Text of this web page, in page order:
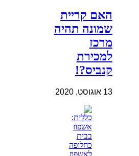
האם קריית
שמונה תהיה
מרכז
למכירת
קנביס?!
13 אוגוסט, 2020